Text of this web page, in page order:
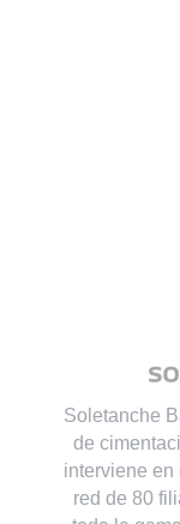
Soletanche
de
interviene en
red de 80